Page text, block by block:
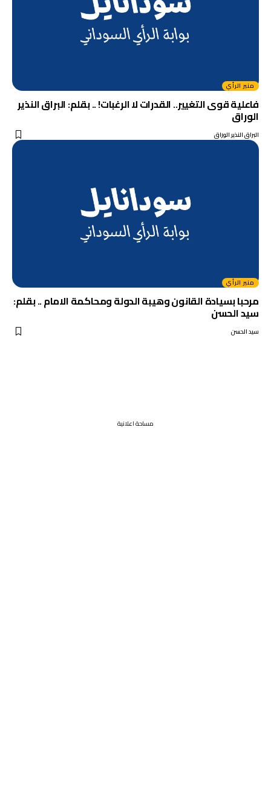
منبر الرأي
فاعلية قوى التغيير.. القدرات لا الرغبات! .. بقلم: البراق النذير
الوراق
البراق النذير الوراق
منبر الرأي
مرحبا بسيادة القانون وهيبة الدولة ومحاكمة الامام .. بقلم:
سيد الحسن
سيد الحسن
مساحة اعلانية